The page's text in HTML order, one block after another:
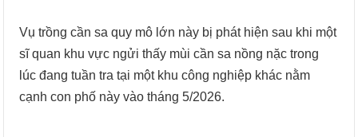
Vụ trồng cần sa quy mô lớn này bị phát hiện sau khi một
sĩ quan khu vực ngửi thấy mùi cần sa nồng nặc trong
lúc đang tuần tra tại một khu công nghiệp khác nằm
cạnh con phố này vào tháng 5/2026.